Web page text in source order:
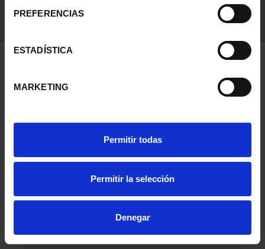
PREFERENCIAS
ESTADÍSTICA
MARKETING
Permitir todas
Permitir la selección
Denegar